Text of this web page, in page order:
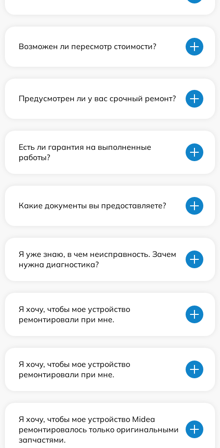
Возможен ли пересмотр стоимости?
Предусмотрен ли у вас срочный ремонт?
Есть ли гарантия на выполненные
работы?
Какие документы вы предоставляете?
Я уже знаю, в чем неисправность. Зачем
нужна диагностика?
Я хочу, чтобы мое устройство
ремонтировали при мне.
Я хочу, чтобы мое устройство
ремонтировали при мне.
Я хочу, чтобы мое устройство Midea
ремонтировалось только оригинальными
запчастями.